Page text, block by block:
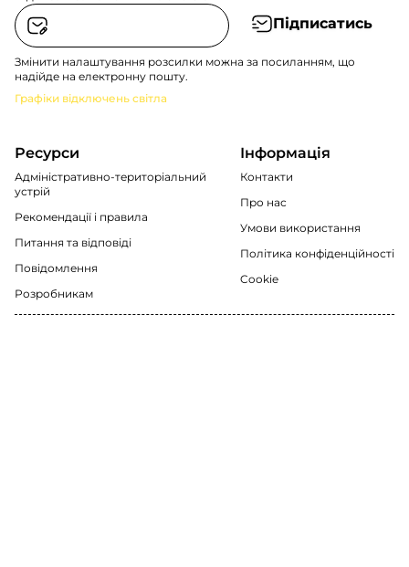
Підписатись
Змінити налаштування розсилки можна за посиланням, що
надійде на електронну пошту.
Графіки відключень світла
Ресурси
Адміністративно-територіальний
устрій
Рекомендації i правила
Питання та відповіді
Повідомлення
Розробникам
Інформація
Контакти
Про нас
Умови використання
Політика конфіденційності
Cookie